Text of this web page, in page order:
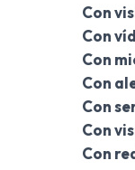
Con
Con
Con
Con
Con
Con
Con